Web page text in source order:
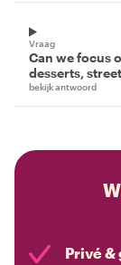
Vraag
Can we focus
desserts,
bekijk antwoord
Privé